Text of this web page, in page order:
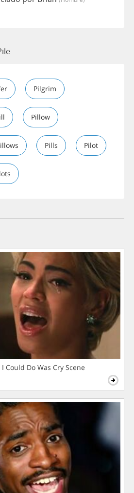
Pilgrim
Pillow
Pills Pilot
Could Do Was Cry Scene